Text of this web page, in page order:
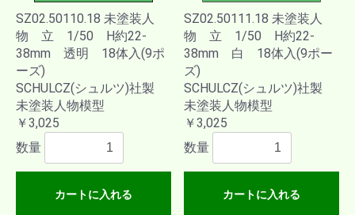
SZ02.50110.18 未塗装人
物 立 1/50 H約22-
38mm 透明 18体入(9ポ
ーズ)
SCHULCZ(シュルツ)社製
未塗装人物模型
￥3,025
数量
カートに入れる
SZ02.50111.18 未塗装人
物 立 1/50 H約22-
38mm 白 18体入(9ポー
ズ)
SCHULCZ(シュルツ)社製
未塗装人物模型
￥3,025
数量
カートに入れる